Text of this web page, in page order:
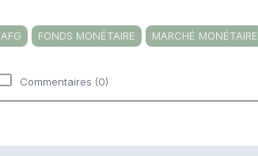
AFG FONDS MONÉTAIRE MARCHÉ MONÉTAIRE
Commentaires (0)